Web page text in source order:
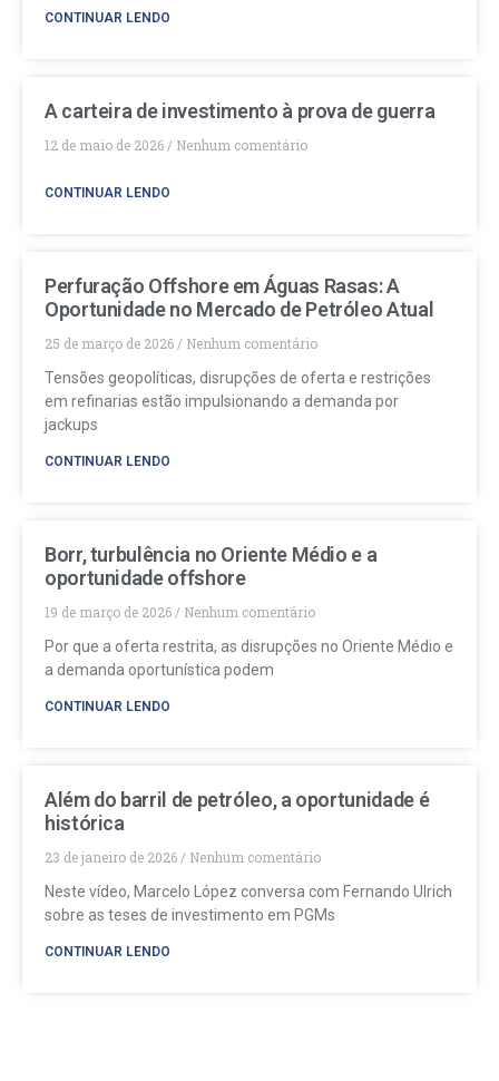
CONTINUAR LENDO
A carteira de investimento à prova de guerra
12 de maio de 2026 Nenhum comentário
CONTINUAR LENDO
Perfuração Offshore em Águas Rasas: A
Oportunidade no Mercado de Petróleo Atual
25 de março de 2026
Nenhum comentário
Tensões geopolíticas, disrupções de oferta e restrições
em refinarias estão impulsionando a demanda por
jackups
CONTINUAR LENDO
Borr, turbulência no Oriente Médio e a
oportunidade offshore
19 de março de 2026
Nenhum comentário
Por que a oferta restrita, as disrupções no Oriente Médio e
a demanda oportunística podem
CONTINUAR LENDO
Além do barril de petróleo, a oportunidade é
histórica
23 de janeiro de 2026
Nenhum comentário
Neste vídeo, Marcelo López conversa com Fernando Ulrich
sobre as teses de investimento em PGMs
CONTINUAR LENDO